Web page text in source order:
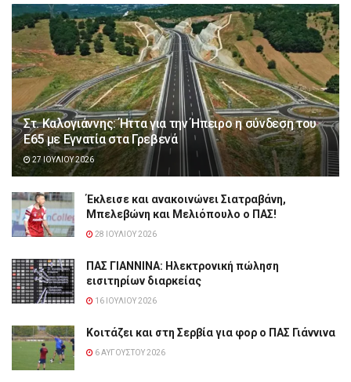
Στ. Καλογιάννης: Ήττα για την Ήπειρο η σύνδεση του
Ε65 με Εγνατία στα Γρεβενά
27 ΙΟΥΛΊΟΥ 2026
Έκλεισε και ανακοινώνει Σιατραβάνη,
Μπελεβώνη και Μελιόπουλο ο ΠΑΣ!
28 ΙΟΥΛΊΟΥ 2026
ΠΑΣ ΓΙΑΝΝΙΝΑ: Hλεκτρονική πώληση
εισιτηρίων διαρκείας
16 ΙΟΥΛΊΟΥ 2026
Κοιτάζει και στη Σερβία για φορ ο ΠΑΣ Γιάννινα
6 ΑΥΓΟΎΣΤΟΥ 2026